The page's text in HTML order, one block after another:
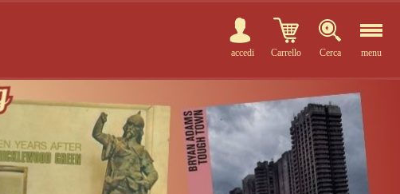
accedi Carrello Cerca menu